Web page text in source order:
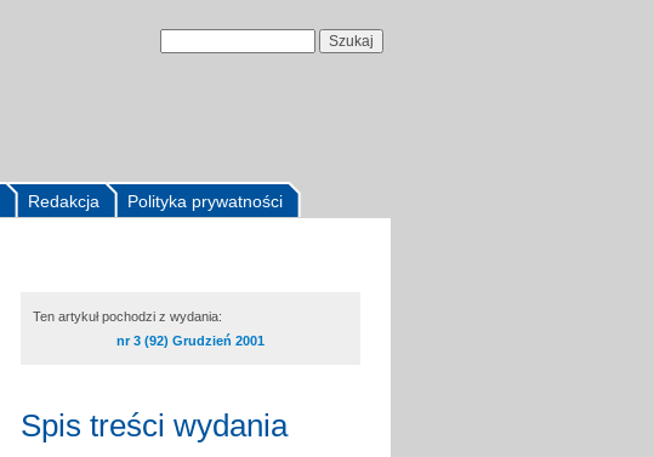
Polityka prywatności
Redakcja
Ten artykuł pochodzi z wydania:
nr 3 (92) Grudzień 2001
Spis treści wydania